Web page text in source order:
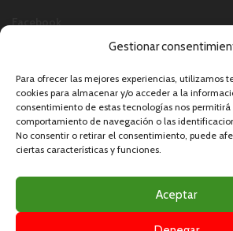
Gestionar
Para ofrecer las mejores experiencias, utilizamos
cookies para almacenar y/o acceder a la
consentimiento de estas tecnologías nos
comportamiento de navegación o las
No consentir o retirar el consentimiento, puede
ciertas características y funciones.
Aceptar
Facebook
© 2024 Created byPapagayo Software
Aviso LegalPolítica De PrivacidadPolítica